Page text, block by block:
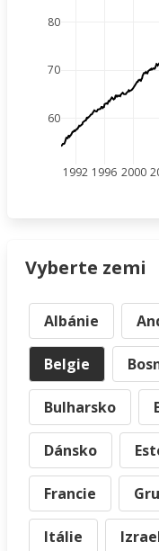
1992 1996 2000
60
70
80
Vyberte zemi
Albánie
Belgie
Bulharsko
Dánsko
Francie
Itálie